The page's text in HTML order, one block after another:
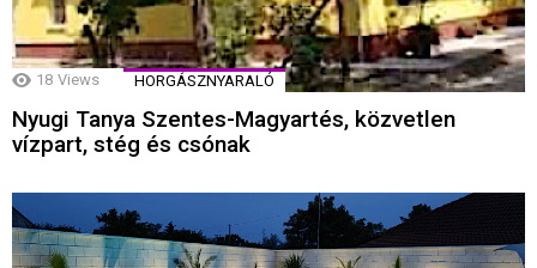
18 Views HORGÁSZNYARALÓ
Nyugi Tanya Szentes-Magyartés, közvetlen
vízpart, stég és csónak